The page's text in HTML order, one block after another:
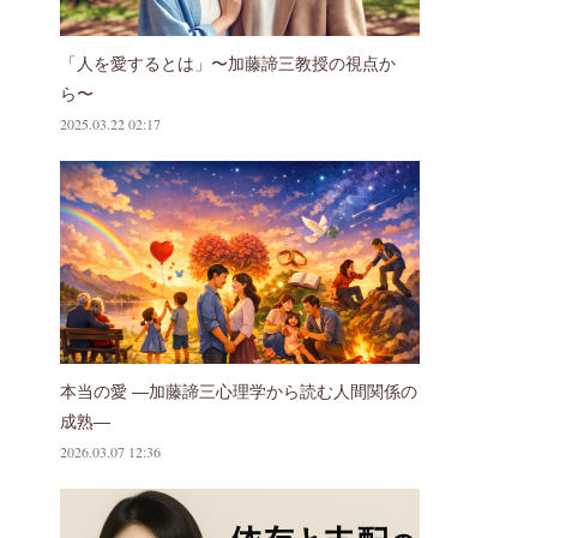
「人を愛するとは」〜加藤諦三教授の視点か
ら〜
2025.03.22 02:17
本当の愛 ―加藤諦三心理学から読む人間関係の
成熟―
2026.03.07 12:36